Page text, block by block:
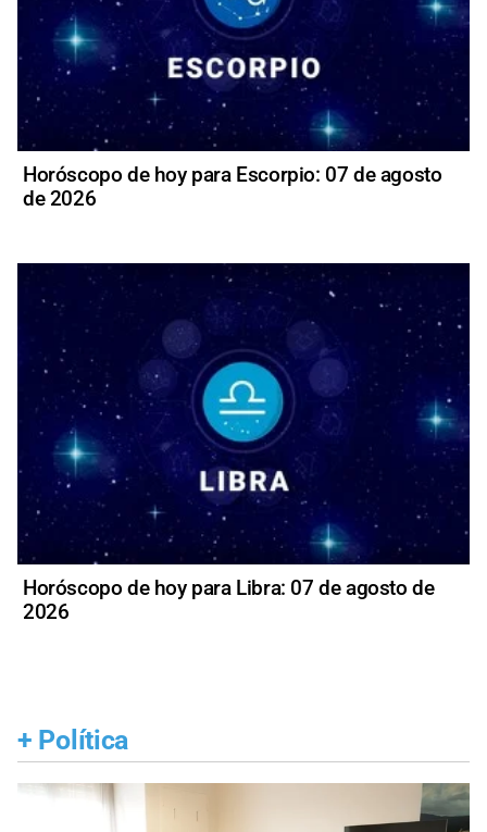
Horóscopo de hoy para Escorpio: 07 de agosto
de 2026
Horóscopo de hoy para Libra: 07 de agosto de
2026
+ Política